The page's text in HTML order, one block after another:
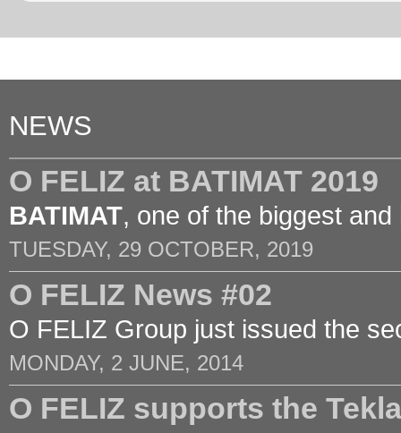
NEWS
O FELIZ at BATIMAT 2019
BATIMAT, one of the biggest and
TUESDAY, 29 OCTOBER, 2019
O FELIZ News #02
O FELIZ Group just issued the
MONDAY, 2 JUNE, 2014
O FELIZ supports the